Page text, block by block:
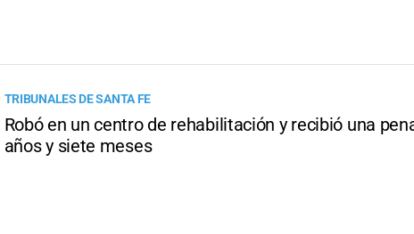
TRIBUNALES DE SANTA FE
Robó en un centro de rehabilitación y recibió una
años y siete meses